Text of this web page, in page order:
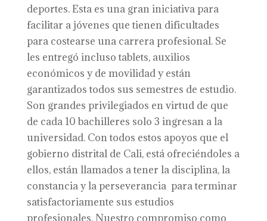
deportes. Esta es una gran iniciativa para
facilitar a jóvenes que tienen dificultades
para costearse una carrera profesional. Se
les entregó incluso tablets, auxilios
económicos y de movilidad y están
garantizados todos sus semestres de estudio.
Son grandes privilegiados en virtud de que
de cada 10 bachilleres solo 3 ingresan a la
universidad. Con todos estos apoyos que el
gobierno distrital de Cali, está ofreciéndoles a
ellos, están llamados a tener la disciplina, la
constancia y la perseverancia para terminar
satisfactoriamente sus estudios
profesionales. Nuestro compromiso como